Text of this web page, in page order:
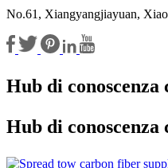
No.61, Xiangyangjiayuan,
Hub di conoscenza
Hub di conoscenza